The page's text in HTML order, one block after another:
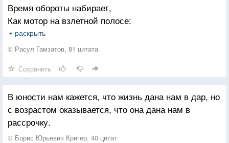
Время обороты набирает,
Как мотор на взлетной полосе:
Некрасивых женщин не бывает,
Жаль, бывают счастливы не все.
В переливе радуг и росинок,
На земле, под небом голубым
Не бывает женщин некрасивых
Среди тех, кто любит и любим!
Годы! Вы над женщиной не властны,
раскрыть
© Расул Гамзатов, 81 цитата
Сохранить
В юности нам кажется, что жизнь дана нам в дар, но
с возрастом оказывается, что она дана нам в
рассрочку.
© Борис Юрьевич Кригер, 40 цитат